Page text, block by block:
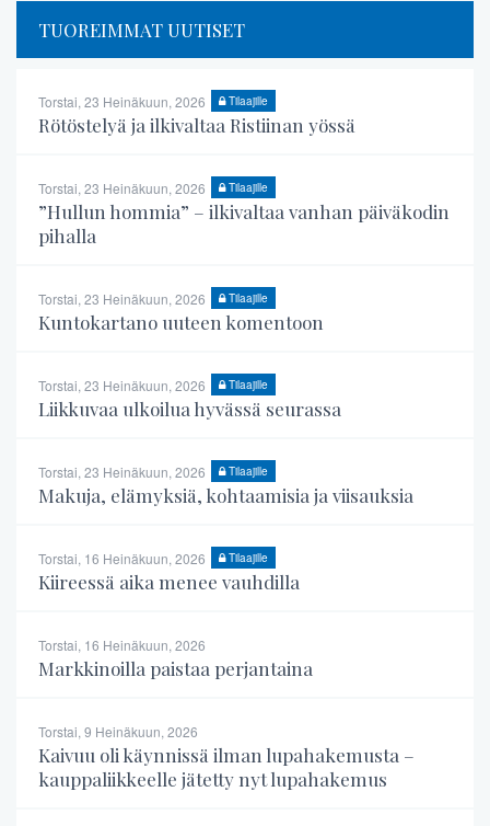
TUOREIMMAT UUTISET
Torstai, 23 Heinäkuun, 2026 Tilaajille
Rötöstelyä ja ilkivaltaa Ristiinan yössä
Torstai, 23 Heinäkuun, 2026 Tilaajille
”Hullun hommia” – ilkivaltaa vanhan päiväkodin
pihalla
Torstai, 23 Heinäkuun, 2026 Tilaajille
Kuntokartano uuteen komentoon
Torstai, 23 Heinäkuun, 2026 Tilaajille
Liikkuvaa ulkoilua hyvässä seurassa
Torstai, 23 Heinäkuun, 2026 Tilaajille
Makuja, elämyksiä, kohtaamisia ja viisauksia
Torstai, 16 Heinäkuun, 2026 Tilaajille
Kiireessä aika menee vauhdilla
Torstai, 16 Heinäkuun, 2026
Markkinoilla paistaa perjantaina
Torstai, 9 Heinäkuun, 2026
Kaivuu oli käynnissä ilman lupahakemusta –
kauppaliikkeelle jätetty nyt lupahakemus